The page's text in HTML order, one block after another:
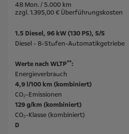
48 Mon. / 5.000 km
zzgl. 1.395,00 € Überführungskosten
1.5 Diesel, 96 kW (130 PS), S/S
Diesel - 8-Stufen-Automatikgetriebe
Werte nach WLTP**:
Energieverbrauch
4,9 l/100 km (kombiniert)
CO₂-Emissionen
129 g/km (kombiniert)
CO₂-Klasse (kombiniert)
D